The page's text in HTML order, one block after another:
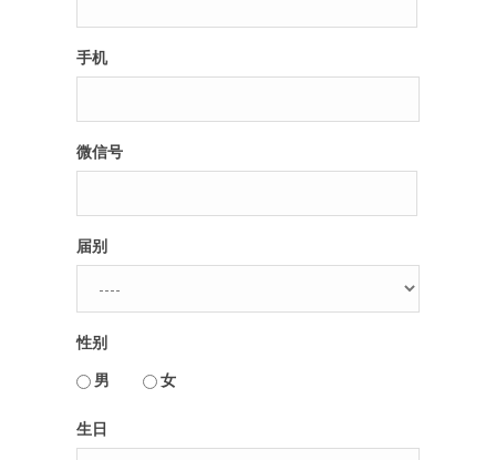
用户名或Email
辉煌2013
梦工坊圈
人脉圈
信息圈
品牌的力量
手机
微信号
届别
性别
男
女
生日